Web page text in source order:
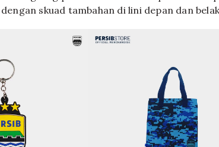
skuad tambahan di lini depan dan